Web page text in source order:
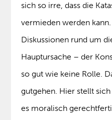
sich so irre, dass die
vermieden werden
Diskussionen rund um
Hauptursache – der
so gut wie keine Rolle.
gutgehen. Hier stellt
es moralisch